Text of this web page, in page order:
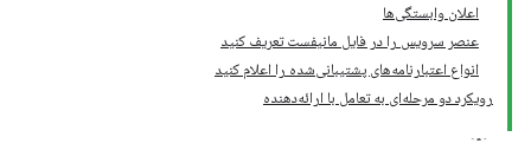
اعلان وابستگی‌ها
عنصر سرویس را در فایل مانیفست تعریف کنید
انواع اعتبارنامه‌های پشتیبانی‌شده را اعلام کنید
رویکرد دو مرحله‌ای به تعامل با ارائه‌دهنده